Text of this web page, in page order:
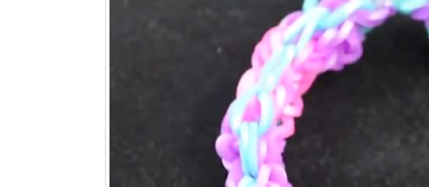
Nouveautés CARTONIC® : la
gamme des Trios
28 mai 2026
De ravissants carnets en papier
jusqu’au 21 juillet
24 juin 2026